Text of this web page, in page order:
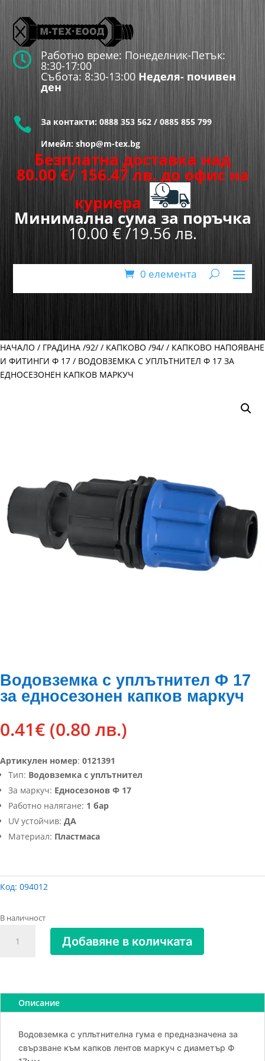
 Работно време: Понеделник-Петък:
8:30-17:00
Събота: 8:30-13:00 Неделя- почивен
ден
 За контакти: 0888 353 562 / 0885 855 799
Имейл: shop@m-tex.bg
Безплатна доставка над
80.00 €/ 156.47 лв. до офис на
куриера
Минимална сума за поръчка
10.00 € /19.56 лв.
0 елемента
НАЧАЛО / ГРАДИНА /92/ / КАПКОВО /94/ / КАПКОВО НАПОЯВАНЕ
И ФИТИНГИ Ф 17 / ВОДОВЗЕМКА С УПЛЪТНИТЕЛ Ф 17 ЗА
ЕДНОСЕЗОНЕН КАПКОВ МАРКУЧ
Водовземка с уплътнител Ф 17
за едносезонен капков маркуч
0.41€ (0.80 лв.)
Артикулен номер: 0121391
Тип: Водовземка с уплътнител
За маркуч: Едносезонов Ф 17
Работно налягане: 1 бар
UV устойчив: ДА
Материал: Пластмаса
Код: 094012
В наличност
17
едносезонен
капков
Добавяне в количката
Описание
Водовземка с уплътнителна гума е предназначена за
свързване към капков лентов маркуч с диаметър Ф